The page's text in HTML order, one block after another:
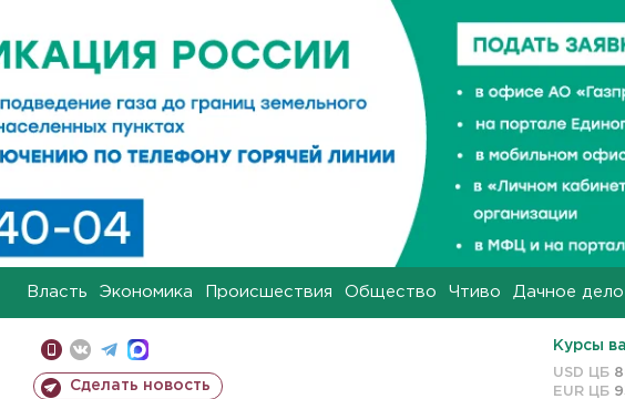
Власть Экономика Происшествия Общество Чтиво Дачное дело
Сделать новость
Курсы
USD ЦБ
EUR ЦБ